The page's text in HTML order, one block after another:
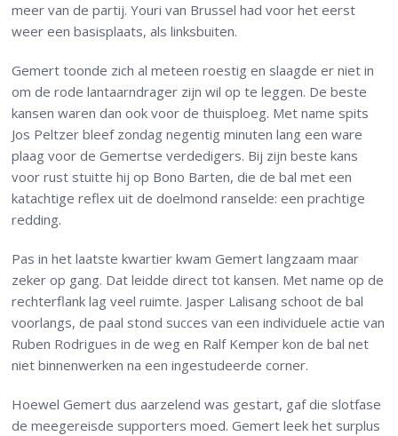
meer van de partij. Youri van Brussel had voor het eerst
weer een basisplaats, als linksbuiten.
Gemert toonde zich al meteen roestig en slaagde er niet in
om de rode lantaarndrager zijn wil op te leggen. De beste
kansen waren dan ook voor de thuisploeg. Met name spits
Jos Peltzer bleef zondag negentig minuten lang een ware
plaag voor de Gemertse verdedigers. Bij zijn beste kans
voor rust stuitte hij op Bono Barten, die de bal met een
katachtige reflex uit de doelmond ranselde: een prachtige
redding.
Pas in het laatste kwartier kwam Gemert langzaam maar
zeker op gang. Dat leidde direct tot kansen. Met name op de
rechterflank lag veel ruimte. Jasper Lalisang schoot de bal
voorlangs, de paal stond succes van een individuele actie van
Ruben Rodrigues in de weg en Ralf Kemper kon de bal net
niet binnenwerken na een ingestudeerde corner.
Hoewel Gemert dus aarzelend was gestart, gaf die slotfase
de meegereisde supporters moed. Gemert leek het surplus